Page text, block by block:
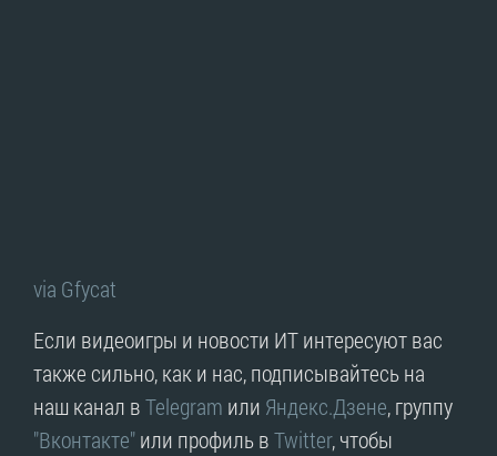
via Gfycat
Если видеоигры и новости ИТ интересуют вас
также сильно, как и нас, подписывайтесь на
наш канал вTelegram или Яндекс.Дзене, группу
"Вконтакте"или профиль вTwitter, чтобы